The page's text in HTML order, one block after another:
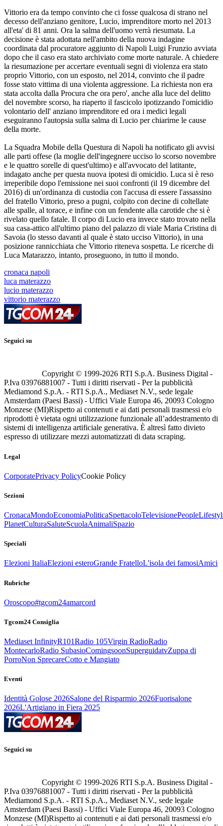
Vittorio era da tempo convinto che ci fosse qualcosa di strano nel
decesso dell'anziano genitore, Lucio, imprenditore morto nel 2013
all'eta' di 81 anni. Ora la salma dell'uomo verrà riesumata. La
decisione è stata adottata nell'ambito della nuova indagine
coordinata dal procuratore aggiunto di Napoli Luigi Frunzio avviata
dopo che il caso era stato archiviato come morte naturale. A chiedere
la riesumazione per accertare eventuali segni di violenza era stato
proprio Vittorio, con un esposto, nel 2014, convinto che il padre
fosse stato vittima di una violenta aggressione. La richiesta non era
stata accolta dalla Procura che ora pero', anche alla luce del delitto
del novembre scorso, ha riaperto il fascicolo ipotizzando l'omicidio
volontario dell' anziano imprenditore ed ora i medici legali
eseguiranno l'autopsia sulla salma di Lucio per chiarirne le cause
della morte.
La Squadra Mobile della Questura di Napoli ha notificato gli avvisi
alle parti offese (la moglie dell'ingegnere ucciso lo scorso novembre
e le quattro sorelle di quest'ultimo) e all'avvocato del latitante,
indagato anche per questa nuova ipotesi di omicidio. Luca si è reso
irreperibile dopo l'emissione nei suoi confronti (il 19 dicembre del
2016) di un'ordinanza di custodia con l'accusa di essere l'assassino
del fratello Vittorio, preso a pugni, colpito con decine di coltellate
alle spalle, al torace, e infine con un fendente alla carotide che si è
rivelato quello fatale. Il corpo di Lucio era invece stato trovato nella
sua casa-attico all'ultimo piano del palazzo di viale Maria Cristina di
Savoia (lo stesso davanti al quale è stato ucciso Vittorio), in una
posizione rannicchiata che Vittorio riteneva sospetta. Le ricerche di
Luca Matarazzo, intanto, proseguono, in tutto il mondo.
cronaca napoli
luca materazzo
lucio materazzo
vittorio materazzo
Seguici su
Copyright © 1999-2026 RTI S.p.A. Business Digital -
P.Iva 03976881007 - Tutti i diritti riservati - Per la pubblicità
Mediamond S.p.A. - RTI S.p.A., Mediaset N.V., sede legale
Amsterdam (Paesi Bassi) - Uffici Viale Europa 46, 20093 Cologno
Monzese (MI)Rispetto ai contenuti e ai dati personali trasmessi e/o
riprodotti è vietata ogni utilizzazione funzionale all’addestramento di
sistemi di intelligenza artificiale generativa. È altresì fatto divieto
espresso di utilizzare mezzi automatizzati di data scraping.
Legal
CorporatePrivacy PolicyCookie Policy
Sezioni
CronacaMondoEconomiaPoliticaSpettacoloTelevisionePeople
PlanetCulturaSaluteScuolaAnimaliSpazio
Speciali
Elezioni ItaliaElezioni esteroGrande FratelloL'isola dei famosiAmici
Rubriche
Oroscopo#tgcom24amarcord
Tgcom24 Consiglia
Mediaset InfinityR101Radio 105Virgin RadioRadio
MontecarloRadio SubasioComingsoonSuperguidatvZuppa di
PorroNon SprecareCotto e Mangiato
Eventi
Identità Golose 2026Salone del Risparmio 2026Fuorisalone
2026L'Artigiano in Fiera 2025
Seguici su
Copyright © 1999-2026 RTI S.p.A. Business Digital -
P.Iva 03976881007 - Tutti i diritti riservati - Per la pubblicità
Mediamond S.p.A. - RTI S.p.A., Mediaset N.V., sede legale
Amsterdam (Paesi Bassi) - Uffici Viale Europa 46, 20093 Cologno
Monzese (MI)Rispetto ai contenuti e ai dati personali trasmessi e/o